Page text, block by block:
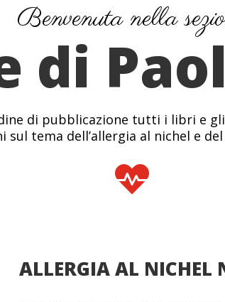
Benvenuta nella
di
di pubblicazione tutti i libri e
sul tema dell’allergia al nichel e

ALLERGIA AL NICHEL